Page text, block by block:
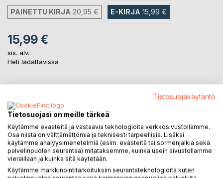
PAINETTU KIRJA 20,95 € E-KIRJA 15,99 €
15,99 €
sis. alv.
Heti ladattavissa
Lisää muistilistalle
Arvostele tuote
Tietosuojakäytäntö
Tietosuojasi on meille tärkeä
Käytämme evästeitä ja vastaavia teknologioita verkkosivustollamme.
Osa niistä on välttämättömiä ja teknisesti tarpeellisia. Lisäksi
käytämme analyysimenetelmiä (esim. evästeitä tai sormenjälkiä sekä
palvelinpuolen seurantaa) mitataksemme, kuinka usein sivustollamme
vieraillaan ja kuinka sitä käytetään.
Käytämme markkinointitarkoituksiin seurantateknologioita kuten